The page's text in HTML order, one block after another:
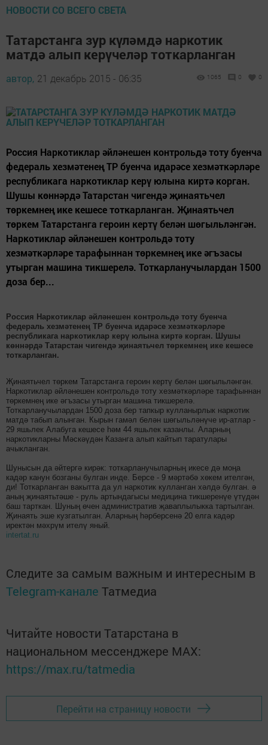
НОВОСТИ СО ВСЕГО СВЕТА
Татарстанга зур күләмдә наркотик
матдә алып керүчеләр тоткарланган
автор, 21 декабрь 2015 - 06:35 1065 0 0
Россия Наркотиклар әйләнешен контрольдә тоту буенча
федераль хезмәтенең ТР буенча идарәсе хезмәткәрләре
республикага наркотиклар керү юлына киртә корган.
Шушы көннәрдә Татарстан чигендә җинаятьчел
төркемнең ике кешесе тоткарланган. Җинаятьчел
төркем Татарстанга героин кертү белән шөгыльләнгән.
Наркотиклар әйләнешен контрольдә тоту
хезмәткәрләре тарафыннан төркемнең ике әгъзасы
утырган машина тикшерелә. Тоткарланучылардан 1500
доза бер...
Россия Наркотиклар әйләнешен контрольдә тоту буенча
федераль хезмәтенең ТР буенча идарәсе хезмәткәрләре
республикага наркотиклар керү юлына киртә корган. Шушы
көннәрдә Татарстан чигендә җинаятьчел төркемнең ике кешесе
тоткарланган.
Җинаятьчел төркем Татарстанга героин кертү белән шөгыльләнгән.
Наркотиклар әйләнешен контрольдә тоту хезмәткәрләре тарафыннан
төркемнең ике әгъзасы утырган машина тикшерелә.
Тоткарланучылардан 1500 доза бер тапкыр кулланырлык наркотик
матдә табып алынган. Кырын гамәл белән шөгыльләнүче ир-атлар -
29 яшьлек Алабуга кешесе һәм 44 яшьлек казанлы. Аларның
наркотикларны Мәскәүдән Казанга алып кайтып таратулары
ачыкланган.
Шунысын да әйтергә кирәк: тоткарланучыларның икесе дә моңа
кадәр канун бозганы булган инде. Берсе - 9 мәртәбә хөкем ителгән,
ди! Тоткарланган вакытта да ул наркотик кулланган хәлдә булган. ә
аның җинаятьтәше - руль артындагысы медицина тикшеренүе үтүдән
баш тарткан. Шуның өчен административ җаваплылыкка тартылган.
Җинаять эше кузгатылган. Аларның һәрберсенә 20 елга кадәр
иректән мәхрүм ителү яный.
intertat.ru
Следите за самым важным и интересным в
Telegram-канале Татмедиа
Читайте новости Татарстана в
национальном мессенджере MАХ:
https://max.ru/tatmedia
Перейти на страницу новости